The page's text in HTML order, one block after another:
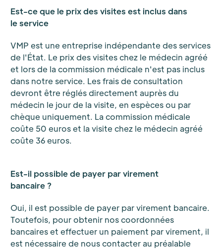
Est-ce que le prix des visites est inclus dans
le service
VMP est une entreprise indépendante des services
de l'État. Le prix des visites chez le médecin agréé
et lors de la commission médicale n'est pas inclus
dans notre service. Les frais de consultation
devront être réglés directement auprès du
médecin le jour de la visite, en espèces ou par
chèque uniquement. La commission médicale
coûte 50 euros et la visite chez le médecin agréé
coûte 36 euros.
Est-il possible de payer par virement
bancaire ?
Oui, il est possible de payer par virement bancaire.
Toutefois, pour obtenir nos coordonnées
bancaires et effectuer un paiement par virement, il
est nécessaire de nous contacter au préalable